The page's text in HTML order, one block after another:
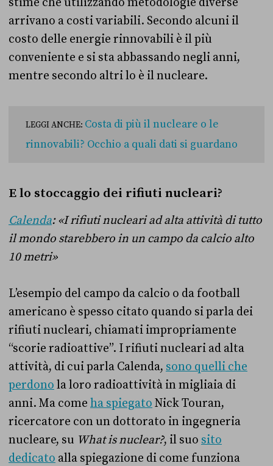
arrivano a costi variabili. Secondo alcuni il
costo delle energie rinnovabili è il più
conveniente e si sta abbassando negli anni,
mentre secondo altri lo è il nucleare.
LEGGI ANCHE: Costa di più il nucleare o le
rinnovabili? Occhio a quali dati si guardano
E lo stoccaggio dei rifiuti nucleari?
Calenda: «I rifiuti nucleari ad alta attività di tutto
il mondo starebbero in un campo da calcio alto
10 metri»
L’esempio del campo da calcio o da football
americano è spesso citato quando si parla dei
rifiuti nucleari, chiamati impropriamente
“scorie radioattive”. I rifiuti nucleari ad alta
attività, di cui parla Calenda, sono quelli che
perdono la loro radioattività in migliaia di
anni. Ma come ha spiegato Nick Touran,
ricercatore con un dottorato in ingegneria
nucleare, su What is nuclear?, il suo sito
dedicato alla spiegazione di come funziona